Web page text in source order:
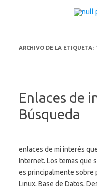
ARCHIVO DE LA ETIQUETA:
Enlaces de
Búsqueda
enlaces de mi interés
Internet. Los temas que
es principalmente sobre
Linux, Base de Datos,